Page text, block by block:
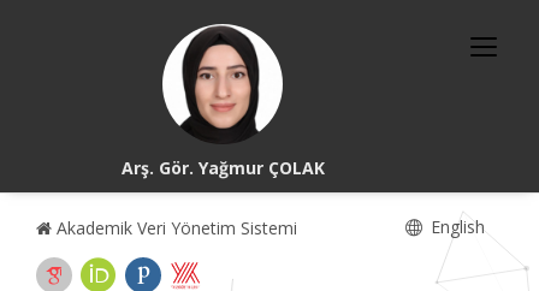
Arş. Gör. Yağmur ÇOLAK
Akademik Veri Yönetim Sistemi English